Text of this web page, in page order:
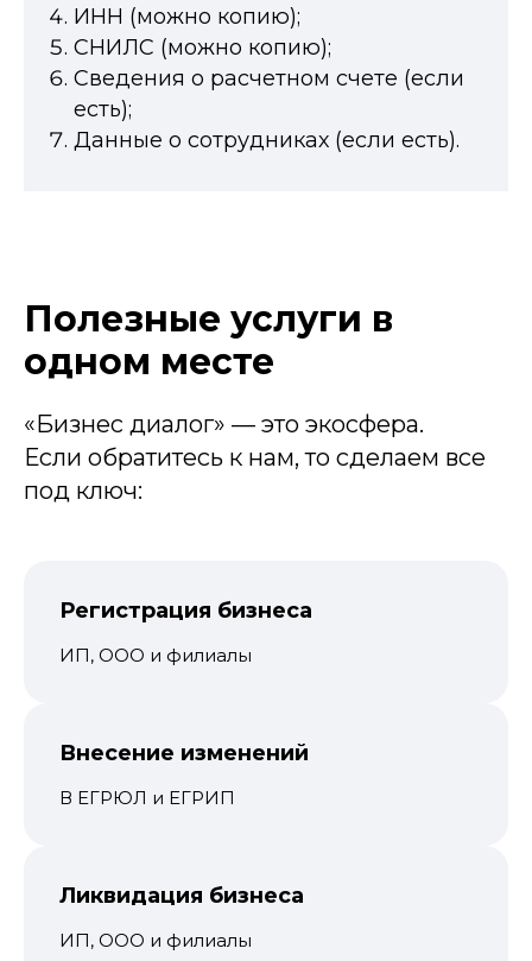
ИНН (можно копию);
СНИЛС (можно копию);
Сведения о расчетном счете (если
есть);
Данные о сотрудниках (если есть).
Полезные услуги в
одном месте
«Бизнес диалог» — это экосфера.
Если обратитесь к нам, то сделаем все
под ключ:
Регистрация бизнеса
ИП, ООО и филиалы
Внесение изменений
В ЕГРЮЛ и ЕГРИП
Ликвидация бизнеса
ИП, ООО и филиалы
Бесплатная
регистрация ИП и
Зарегистрировать ООО
Выгода #3
учредителях!
3190 РБ на счёти оплатите ими
ЭЦП для регистрации. Всё это —
при условии открытия счёта в
банке-партнёре.